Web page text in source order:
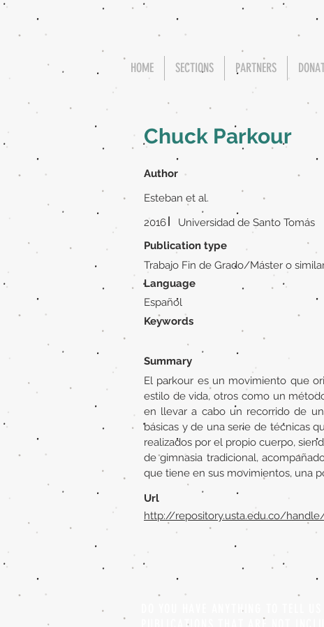
HOME SECTIONS PARTNERS
Chuck Parkour
Author
Esteban et al.
2016|
Universidad de Santo Tomás
Publication type
Trabajo Fin de Grado/Máster o
Language
Español
Keywords
Summary
El parkour es un movimiento que
estilo de vida, otros como un
en llevar a cabo un recorrido de
básicas y de una serie de técnicas
realizados por el propio cuerpo,
de gimnasia tradicional,
que tiene en sus movimientos, una
Url
http://repository.usta.edu.co/
DO YOU HAVE ANYTHING TO TELL US